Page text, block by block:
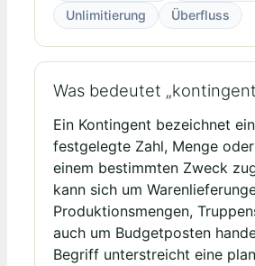
Unlimitierung
Überfluss
Was bedeutet
Ein Kontingent bezeichnet
festgelegte Zahl, Menge
einem bestimmten Zweck
kann sich um
Produktionsmengen,
auch um Budgetposten
Begriff unterstreicht eine